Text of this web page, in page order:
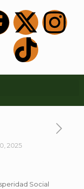
2025
Social